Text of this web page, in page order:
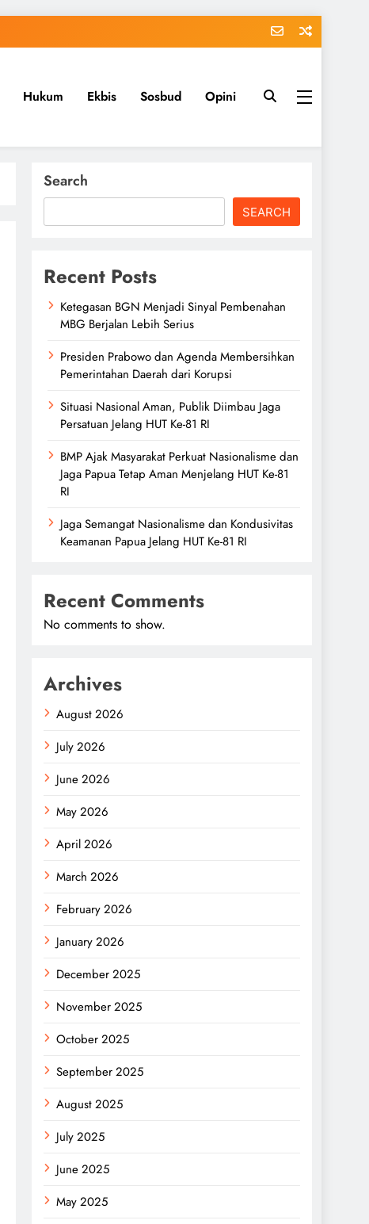
Hukum Ekbis Sosbud Opini
Search
SEARCH
Recent Posts
Ketegasan BGN Menjadi Sinyal Pembenahan
MBG Berjalan Lebih Serius
Presiden Prabowo dan Agenda Membersihkan
Pemerintahan Daerah dari Korupsi
Situasi Nasional Aman, Publik Diimbau Jaga
Persatuan Jelang HUT Ke-81 RI
BMP Ajak Masyarakat Perkuat Nasionalisme dan
Jaga Papua Tetap Aman Menjelang HUT Ke-81
RI
Jaga Semangat Nasionalisme dan Kondusivitas
Keamanan Papua Jelang HUT Ke-81 RI
Recent Comments
No comments to show.
Archives
August 2026
July 2026
June 2026
May 2026
April 2026
March 2026
February 2026
January 2026
December 2025
November 2025
October 2025
September 2025
August 2025
July 2025
June 2025
May 2025